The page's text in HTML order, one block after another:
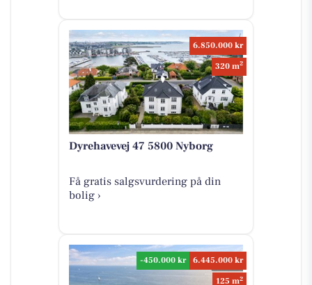
6.850.000 kr
320 m2
Dyrehavevej 47 5800 Nyborg
Få gratis salgsvurdering på din
bolig ›
-450.000 kr
6.445.000 kr
125 m2